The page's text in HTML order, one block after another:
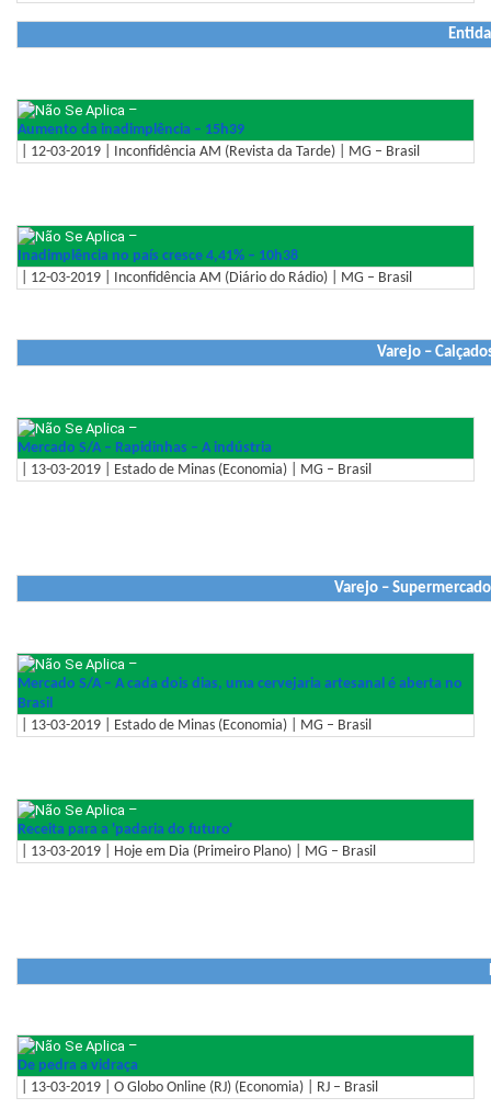
–
Aumento da inadimplência – 15h39
| 12-03-2019 | Inconfidência AM (Revista da Tarde) | MG – Brasil
–
Inadimplência no país cresce 4,41% – 10h38
| 12-03-2019 | Inconfidência AM (Diário do Rádio) | MG – Brasil
Varejo –
–
Mercado S/A – Rapidinhas – A indústria
| 13-03-2019 | Estado de Minas (Economia) | MG – Brasil
Varejo –
–
Mercado S/A – A cada dois dias, uma cervejaria artesanal é aberta no
Brasil
| 13-03-2019 | Estado de Minas (Economia) | MG – Brasil
–
Receita para a 'padaria do futuro'
| 13-03-2019 | Hoje em Dia (Primeiro Plano) | MG – Brasil
–
De pedra a vidraça
| 13-03-2019 | O Globo Online (RJ) (Economia) | RJ – Brasil